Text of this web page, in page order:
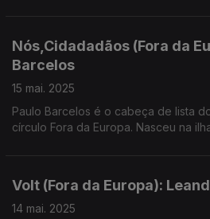
Nós,Cidadadãos (Fora da
Barcelos
15 mai. 2025
Paulo Barcelos é o cabeça de lista
círculo Fora da Europa. Nasceu na
Volt (Fora da Europa):
14 mai. 2025